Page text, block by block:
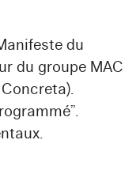
du
du groupe MAC
Concreta).